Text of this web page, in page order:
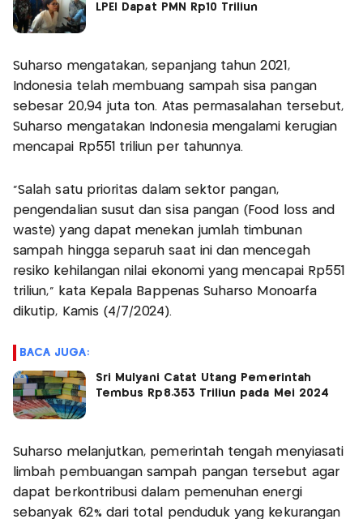
LPEI Dapat PMN Rp10 Triliun
Suharso mengatakan, sepanjang tahun 2021,
Indonesia telah membuang sampah sisa pangan
sebesar 20,94 juta ton. Atas permasalahan tersebut,
Suharso mengatakan Indonesia mengalami kerugian
mencapai Rp551 triliun per tahunnya.
"Salah satu prioritas dalam sektor pangan,
pengendalian susut dan sisa pangan (Food loss and
waste) yang dapat menekan jumlah timbunan
sampah hingga separuh saat ini dan mencegah
resiko kehilangan nilai ekonomi yang mencapai Rp551
triliun," kata Kepala Bappenas Suharso Monoarfa
dikutip, Kamis (4/7/2024).
BACA JUGA:
Sri Mulyani Catat Utang Pemerintah
Tembus Rp8.353 Triliun pada Mei 2024
Suharso melanjutkan, pemerintah tengah menyiasati
limbah pembuangan sampah pangan tersebut agar
dapat berkontribusi dalam pemenuhan energi
sebanyak 62% dari total penduduk yang kekurangan